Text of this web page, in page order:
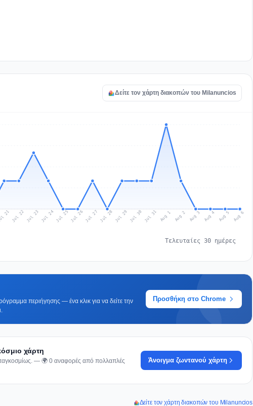
Δείτε τον χάρτη διακοπών του Milanuncios
21 Jul 22 Jul 23 Jul 24Jul 25 Jul 26Jul 27 Jul 28 Jul 29 Jul 30 Jul 31 Aug 1 Aug 2 Aug 3 Aug 4 Aug 5 Aug 6
Τελευταίες 30 ημέρες
περιήγησης — ένα κλικ για να δείτε την
Προσθήκη στο Chrome
χάρτη
— 🌍 0 αναφορές από πολλαπλές
Άνοιγμα ζωντανού χάρτη
Δείτε τον χάρτη διακοπών του Milanuncios